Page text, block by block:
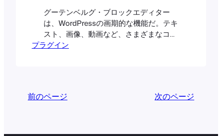
グーテンベルグ・ブロックエディター
は、WordPressの画期的な機能だ。テキ
スト、画像、動画など、さまざまなコン
テンツブロックを使って、ウェブ投稿や
る。Gutenbergブロックプラグインは、
プラグイン
前のページ 次のページ